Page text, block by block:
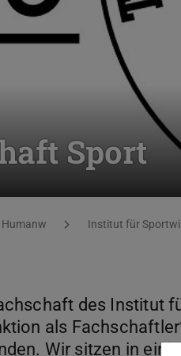
Sport
Humanw Institut für
des Institut
als
Wir sitzen in